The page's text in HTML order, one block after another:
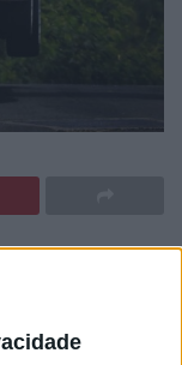
uma entrada
RS Rally2.
desde o início,